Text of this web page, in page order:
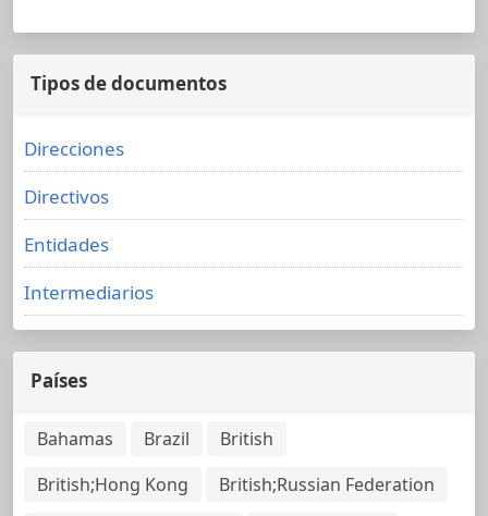
Tipos de documentos
Direcciones
Directivos
Entidades
Intermediarios
Países
Bahamas Brazil
British
British;Hong Kong
British;Russian Federation